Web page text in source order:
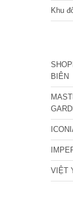
Khu
BIÊN
VIỆT